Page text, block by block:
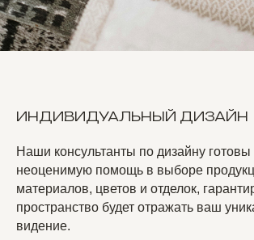
ИНДИВИДУАЛЬНЫЙ ДИЗАЙН
Наши консультанты по дизайну готовы
неоценимую помощь в выборе
материалов, цветов и отделок,
пространство будет отражать ваш
видение.